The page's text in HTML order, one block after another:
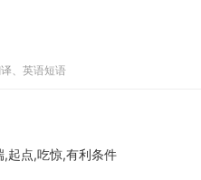
、英语短语
起点,吃惊,有利条件